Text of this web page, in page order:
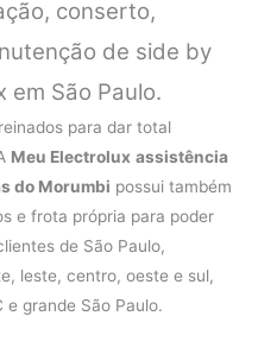
conserto,
de side by
em São Paulo.
para dar total
Meu Electrolux assistência
do Morumbi possui também
e frota própria para poder
de São Paulo,
leste, centro, oeste e sul,
e grande São Paulo.